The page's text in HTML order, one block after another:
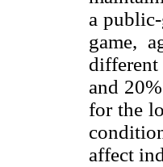
a
game,
and
for the
affect